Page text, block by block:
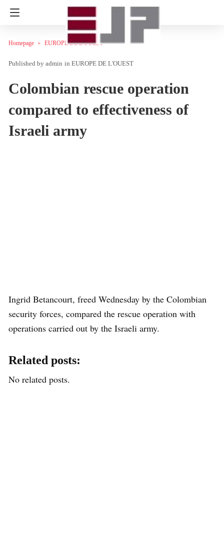
Homepage EUROPE DE L'OUEST
admin in EUROPE DE L'OUEST
Colombian rescue operation
compared to effectiveness of
Israeli army
Ingrid Betancourt, freed Wednesday by the Colombian
security forces, compared the rescue operation with
operations carried out by the Israeli army.
Related posts:
No related posts.